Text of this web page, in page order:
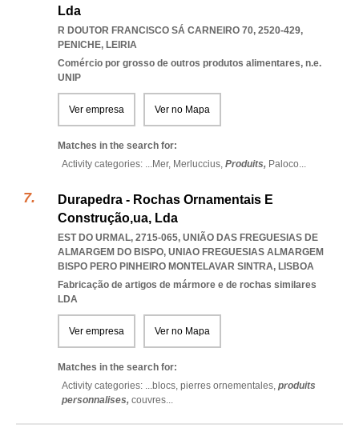
Lda
R DOUTOR FRANCISCO SÁ CARNEIRO 70, 2520-429,
PENICHE, LEIRIA
Comércio por grosso de outros produtos alimentares, n.e.
UNIP
Ver empresa Ver no Mapa
Matches in the search for:
Activity categories: ...Mer, Merluccius, Produits, Paloco...
Durapedra - Rochas Ornamentais E
Construção,ua, Lda
EST DO URMAL, 2715-065, UNIÃO DAS FREGUESIAS DE
ALMARGEM DO BISPO, UNIAO FREGUESIAS ALMARGEM
BISPO PERO PINHEIRO MONTELAVAR SINTRA, LISBOA
Fabricação de artigos de mármore e de rochas similares
LDA
Ver empresa Ver no Mapa
Matches in the search for:
Activity categories: ...blocs, pierres ornementales, produits
personnalises, couvres...